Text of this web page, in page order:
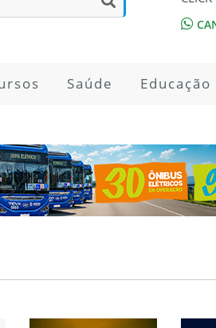
Saúde Educação